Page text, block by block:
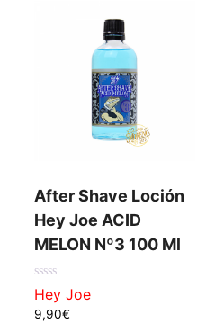
After Shave Loción
Hey Joe ACID
MELON Nº3 100 Ml
0
de
5
Hey Joe
9,90€